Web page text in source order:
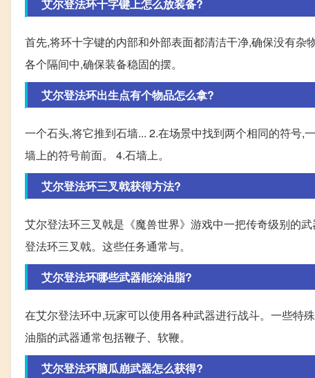
艾尔登法环十字键上怎么放装备?
首先,将环十字键的内部和外部表面都清洁干净,确保没有
各个隔间中,确保装备稳固的摆。
艾尔登法环出生点有个物品怎么拿?
一个石头,将它推到石墙... 2.在场景中找到两个相同的符号,
墙上的符号前面。 4.石墙上。
艾尔登法环三叉戟获得方法?
艾尔登法环三叉戟是《魔兽世界》游戏中一把传奇级别的
登法环三叉戟。这些任务通常与。
艾尔登法环哪些武器能涂油脂?
在艾尔登法环中,玩家可以使用各种武器进行战斗。一些特
油脂的武器通常包括鞭子、软鞭。
艾尔登法环脑瓜崩武器怎么获得?